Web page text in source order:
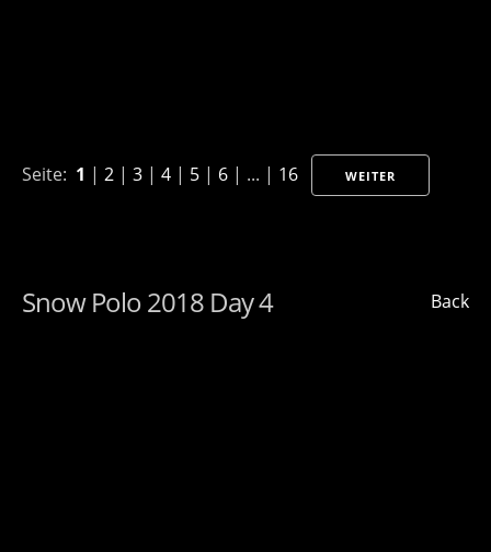
Seite: 1 | 2 | 3 | 4 | 5 | 6 | ... | 16 WEITER
Back
Snow Polo 2018 Day 4